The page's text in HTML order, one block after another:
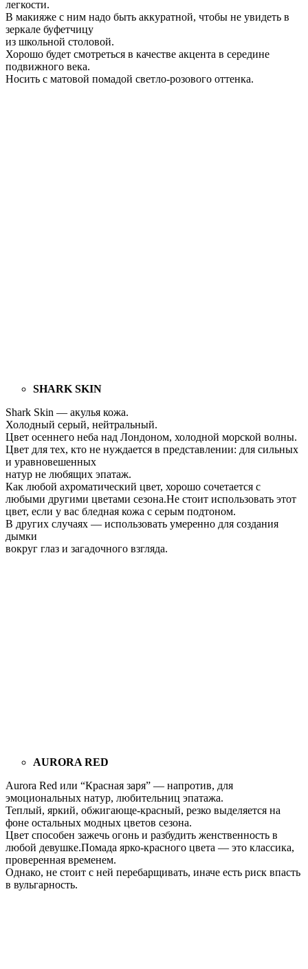
легкости.
В макияже с ним надо быть аккуратной, чтобы не увидеть в
зеркале буфетчицу
из школьной столовой.
Хорошо будет смотреться в качестве акцента в середине
подвижного века.
Носить с матовой помадой светло-розового оттенка.
SHARK SKIN
Shark Skin — акулья кожа.
Холодный серый, нейтральный.
Цвет осеннего неба над Лондоном, холодной морской волны.
Цвет для тех, кто не нуждается в представлении: для сильных
и уравновешенных
натур не любящих эпатаж.
Как любой ахроматический цвет, хорошо сочетается с
любыми другими цветами сезона.Не стоит использовать этот
цвет, если у вас бледная кожа с серым подтоном.
В других случаях — использовать умеренно для создания
дымки
вокруг глаз и загадочного взгляда.
AURORA RED
Aurora Red или “Красная заря” — напротив, для
эмоциональных натур, любительниц эпатажа.
Теплый, яркий, обжигающе-красный, резко выделяется на
фоне остальных модных цветов сезона.
Цвет способен зажечь огонь и разбудить женственность в
любой девушке.Помада ярко-красного цвета — это классика,
проверенная временем.
Однако, не стоит с ней перебарщивать, иначе есть риск впасть
в вульгарность.